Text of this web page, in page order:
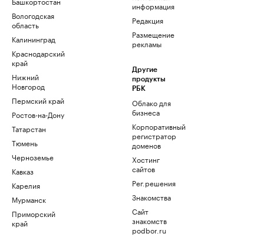
Вологодская
область
Калининград
Краснодарский
край
Нижний
Новгород
Пермский край
Ростов-на-Дону
Татарстан
Тюмень
Черноземье
Кавказ
Карелия
Мурманск
Приморский
край
информация
Редакция
Размещение
рекламы
Другие
продукты
РБК
Облако для
бизнеса
Корпоративный
регистратор
доменов
Хостинг
сайтов
Рег.решения
Знакомства
Сайт
знакомств
podbor.ru